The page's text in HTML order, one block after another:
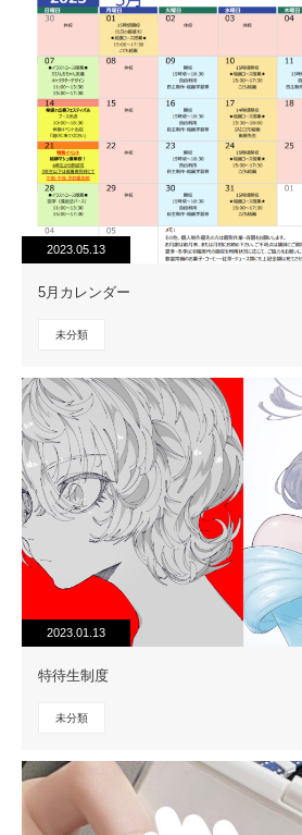
2023.05.13
5月カレンダー
未分類
2023.01.13
特待生制度
未分類